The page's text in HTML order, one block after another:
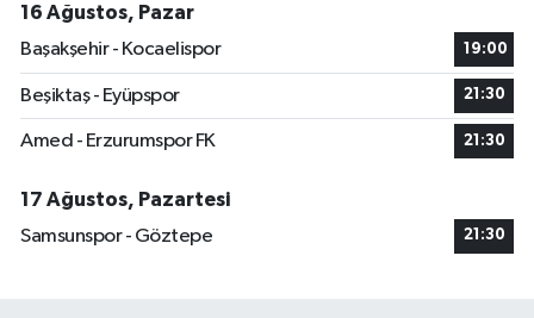
16 Ağustos, Pazar
Başakşehir - Kocaelispor
19:00
Beşiktaş - Eyüpspor 21:30
Amed - Erzurumspor FK 21:30
17 Ağustos, Pazartesi
Samsunspor - Göztepe
21:30